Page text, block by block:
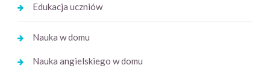
Edukacja uczniów
Nauka w domu
Nauka angielskiego w domu